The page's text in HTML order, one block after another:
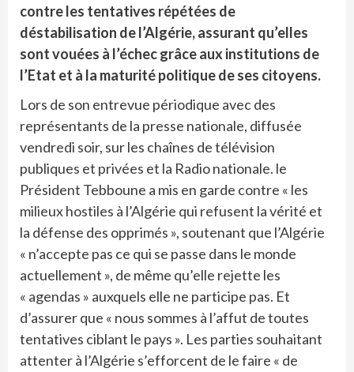
contre les tentatives répétées de
déstabilisation de l’Algérie, assurant qu’elles
sont vouées à l’échec grâce aux institutions de
l’Etat et à la maturité politique de ses citoyens.
Lors de son entrevue périodique avec des
représentants de la presse nationale, diffusée
vendredi soir, sur les chaînes de télévision
publiques et privées et la Radio nationale. le
Président Tebboune a mis en garde contre « les
milieux hostiles à l’Algérie qui refusent la vérité et
la défense des opprimés », soutenant que l’Algérie
« n’accepte pas ce qui se passe dans le monde
actuellement », de même qu’elle rejette les
« agendas » auxquels elle ne participe pas. Et
d’assurer que « nous sommes à l’affut de toutes
tentatives ciblant le pays ». Les parties souhaitant
attenter à l’Algérie s’efforcent de le faire « de